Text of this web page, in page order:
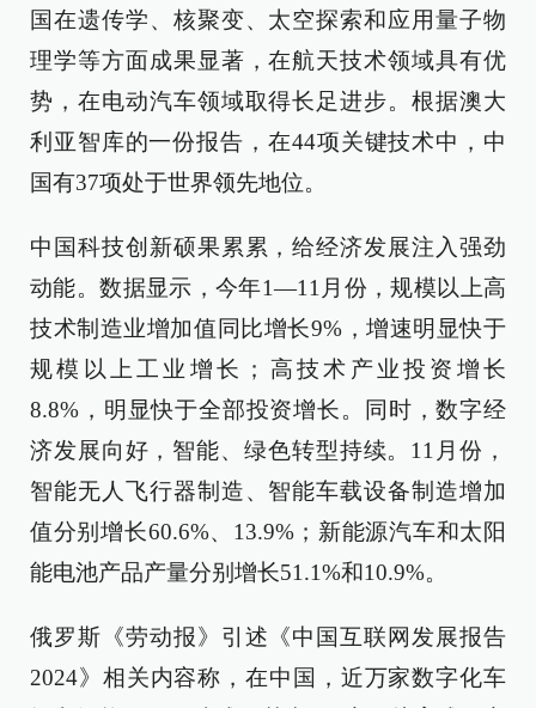
国在遗传学、核聚变、太空探索和应用量子物
理学等方面成果显著，在航天技术领域具有优
势，在电动汽车领域取得长足进步。根据澳大
利亚智库的一份报告，在44项关键技术中，中
国有37项处于世界领先地位。
中国科技创新硕果累累，给经济发展注入强劲
动能。数据显示，今年1—11月份，规模以上高
技术制造业增加值同比增长9%，增速明显快于
规模以上工业增长；高技术产业投资增长
8.8%，明显快于全部投资增长。同时，数字经
济发展向好，智能、绿色转型持续。11月份，
智能无人飞行器制造、智能车载设备制造增加
值分别增长60.6%、13.9%；新能源汽车和太阳
能电池产品产量分别增长51.1%和10.9%。
俄罗斯《劳动报》引述《中国互联网发展报告
2024》相关内容称，在中国，近万家数字化车